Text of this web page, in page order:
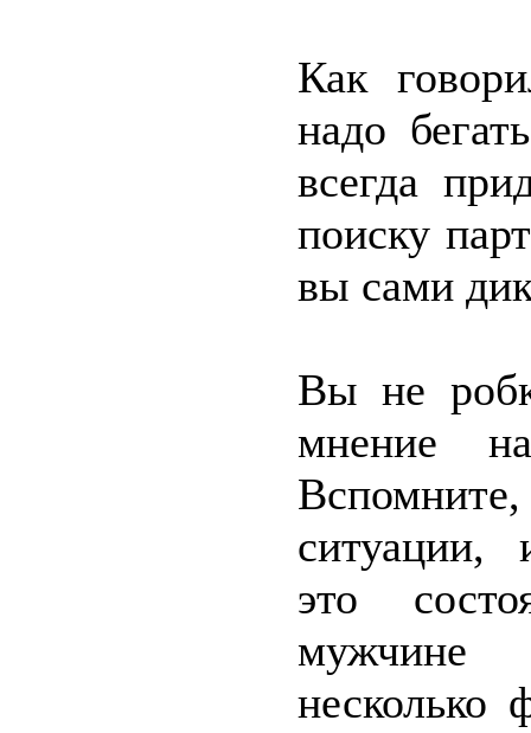
Как
надо
всегда
поиску
вы сами
Вы не
мнение
ситуации,
это
мужчине
несколько